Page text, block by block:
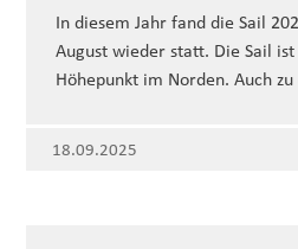
In diesem Jahr fand die Sail
August wieder statt. Die Sail
Höhepunkt im Norden. Auch
18.09.2025